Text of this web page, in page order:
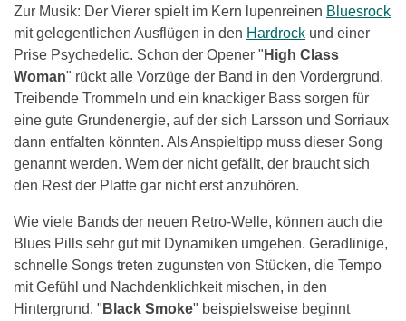
Zur Musik: Der Vierer spielt im Kern lupenreinen Bluesrock
mit gelegentlichen Ausflügen in den Hardrock und einer
Prise Psychedelic. Schon der Opener " High Class
Woman" rückt alle Vorzüge der Band in den Vordergrund.
Treibende Trommeln und ein knackiger Bass sorgen für
eine gute Grundenergie, auf der sich Larsson und Sorriaux
dann entfalten könnten. Als Anspieltipp muss dieser Song
genannt werden. Wem der nicht gefällt, der braucht sich
den Rest der Platte gar nicht erst anzuhören.
Wie viele Bands der neuen Retro-Welle, können auch die
Blues Pills sehr gut mit Dynamiken umgehen. Geradlinige,
schnelle Songs treten zugunsten von Stücken, die Tempo
mit Gefühl und Nachdenklichkeit mischen, in den
Hintergrund. " Black Smoke" beispielsweise beginnt